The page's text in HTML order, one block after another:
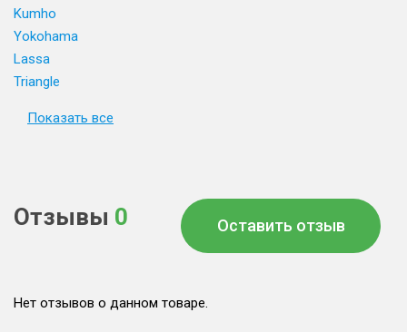
Kumho
Yokohama
Lassa
Triangle
Показать все
Отзывы 0 Оставить отзыв
Нет отзывов о данном товаре.